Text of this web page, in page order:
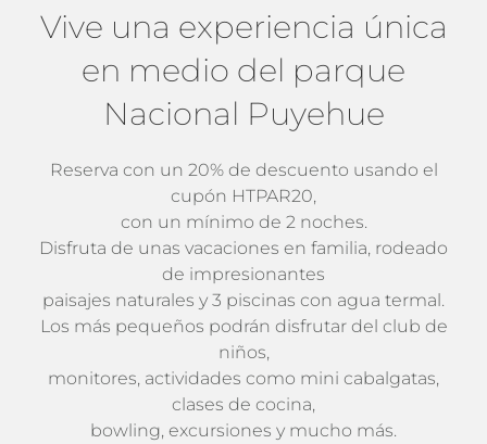
Vive una experiencia única
en medio del parque
Nacional Puyehue
Reserva con un 20% de descuento usando el
cupón HTPAR20,
con un mínimo de 2 noches.
Disfruta de unas vacaciones en familia, rodeado
de impresionantes
paisajes naturales y 3 piscinas con agua termal.
Los más pequeños podrán disfrutar del club de
niños,
monitores, actividades como mini cabalgatas,
clases de cocina,
bowling, excursiones y mucho más.